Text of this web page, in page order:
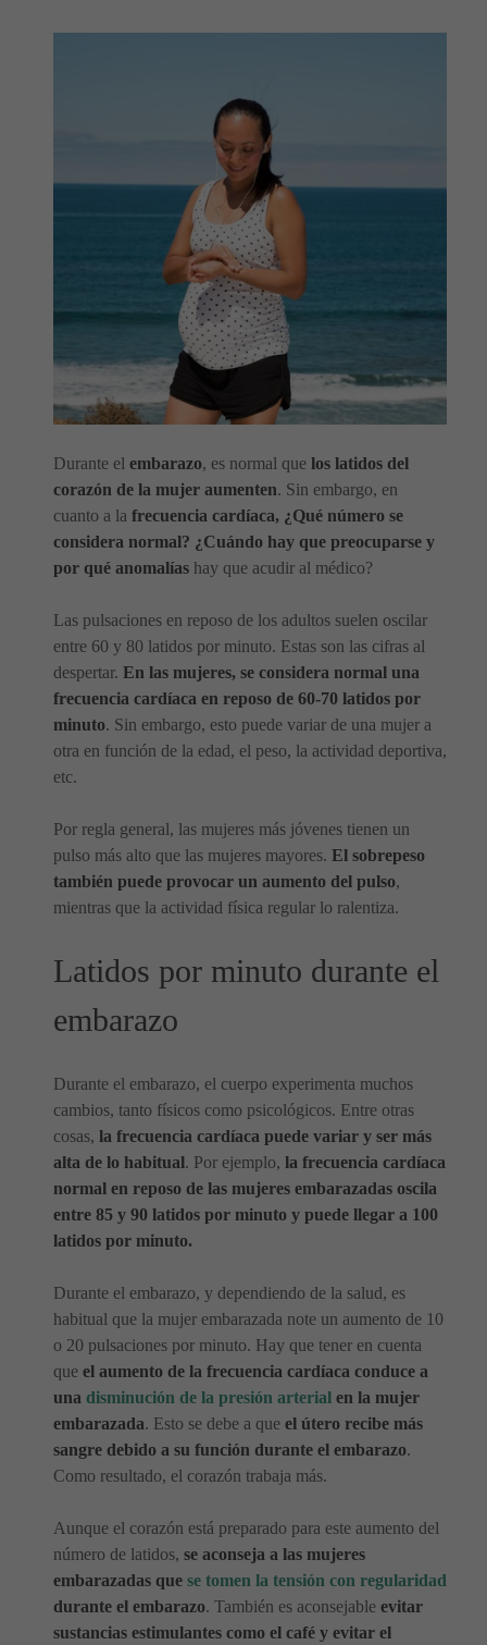
Durante el embarazo, es normal que los latidos del
corazón de la mujer aumenten. Sin embargo, en
cuanto a la frecuencia cardíaca, ¿Qué número se
considera normal? ¿Cuándo hay que preocuparse y
por qué anomalías hay que acudir al médico?
Las pulsaciones en reposo de los adultos suelen oscilar
entre 60 y 80 latidos por minuto. Estas son las cifras al
despertar. En las mujeres, se considera normal una
frecuencia cardíaca en reposo de 60-70 latidos por
minuto. Sin embargo, esto puede variar de una mujer a
otra en función de la edad, el peso, la actividad deportiva,
etc.
Por regla general, las mujeres más jóvenes tienen un
pulso más alto que las mujeres mayores. El sobrepeso
también puede provocar un aumento del pulso,
mientras que la actividad física regular lo ralentiza.
Latidos por minuto durante el
embarazo
Durante el embarazo, el cuerpo experimenta muchos
cambios, tanto físicos como psicológicos. Entre otras
cosas, la frecuencia cardíaca puede variar y ser más
alta de lo habitual. Por ejemplo, la frecuencia cardíaca
normal en reposo de las mujeres embarazadas oscila
entre 85 y 90 latidos por minuto y puede llegar a 100
latidos por minuto.
Durante el embarazo, y dependiendo de la salud, es
habitual que la mujer embarazada note un aumento de 10
o 20 pulsaciones por minuto. Hay que tener en cuenta
que el aumento de la frecuencia cardíaca conduce a
una disminución de la presión arterial en la mujer
embarazada. Esto se debe a que el útero recibe más
sangre debido a su función durante el embarazo.
Como resultado, el corazón trabaja más.
Aunque el corazón está preparado para este aumento del
número de latidos, se aconseja a las mujeres
embarazadas que se tomen la tensión con regularidad
durante el embarazo. También es aconsejable evitar
sustancias estimulantes como el café y evitar el